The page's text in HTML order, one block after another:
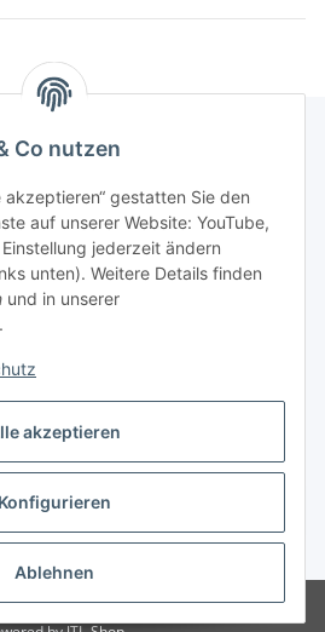
akzeptieren
Konfigurieren
Ablehnen
Co nutzen
akzeptieren“ gestatten Sie den
auf unserer Website: YouTube,
jederzeit ändern
unten). Weitere Details finden
und in unserer
.
widerrufen
USt., zzgl.Versand
Irrtümer und Änderungen vorbehalten